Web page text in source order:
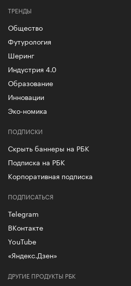
ТРЕНДЫ
Общество
Футурология
Шеринг
Индустрия 4.0
Образование
Инновации
Эко-номика
ПОДПИСКИ
Скрыть баннеры на РБК
Подписка на РБК
Корпоративная подписка
ДРУГИЕ ПРОДУКТЫ РБК
ПОДПИСАТЬСЯ
Telegram
ВКонтакте
YouTube
«Яндекс.Дзен»